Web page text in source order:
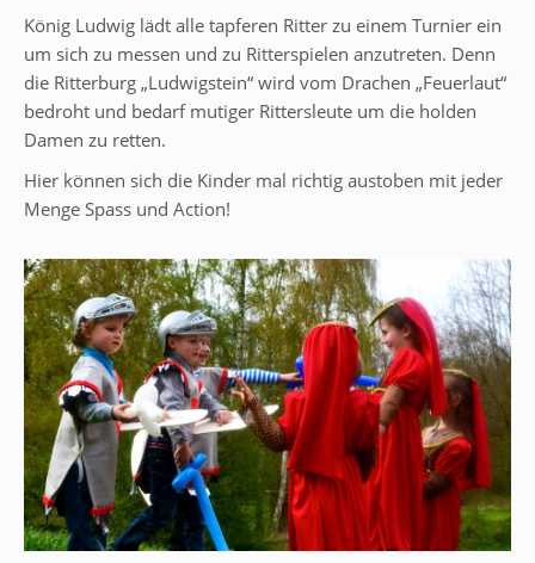
König Ludwig lädt alle tapferen Ritter zu einem Turnier ein
um sich zu messen und zu Ritterspielen anzutreten. Denn
die Ritterburg „Ludwigstein“ wird vom Drachen „Feuerlaut“
bedroht und bedarf mutiger Rittersleute um die holden
Damen zu retten.
Hier können sich die Kinder mal richtig austoben mit jeder
Menge Spass und Action!